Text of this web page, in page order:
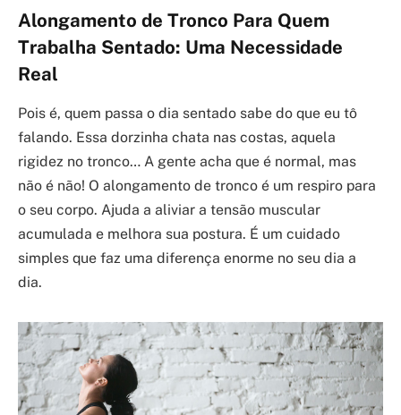
Alongamento de Tronco Para Quem
Trabalha Sentado: Uma Necessidade
Real
Pois é, quem passa o dia sentado sabe do que eu tô
falando. Essa dorzinha chata nas costas, aquela
rigidez no tronco… A gente acha que é normal, mas
não é não! O alongamento de tronco é um respiro para
o seu corpo. Ajuda a aliviar a tensão muscular
acumulada e melhora sua postura. É um cuidado
simples que faz uma diferença enorme no seu dia a
dia.